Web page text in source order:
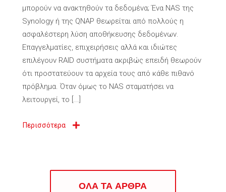
μπορούν να ανακτηθούν τα δεδομένα; Ένα NAS της
Synology ή της QNAP θεωρείται από πολλούς η
ασφαλέστερη λύση αποθήκευσης δεδομένων.
Επαγγελματίες, επιχειρήσεις αλλά και ιδιώτες
επιλέγουν RAID συστήματα ακριβώς επειδή θεωρούν
ότι προστατεύουν τα αρχεία τους από κάθε πιθανό
πρόβλημα. Όταν όμως το NAS σταματήσει να
λειτουργεί, το [...]
Περισσότερα
ΟΛΑ ΤΑ ΑΡΘΡΑ